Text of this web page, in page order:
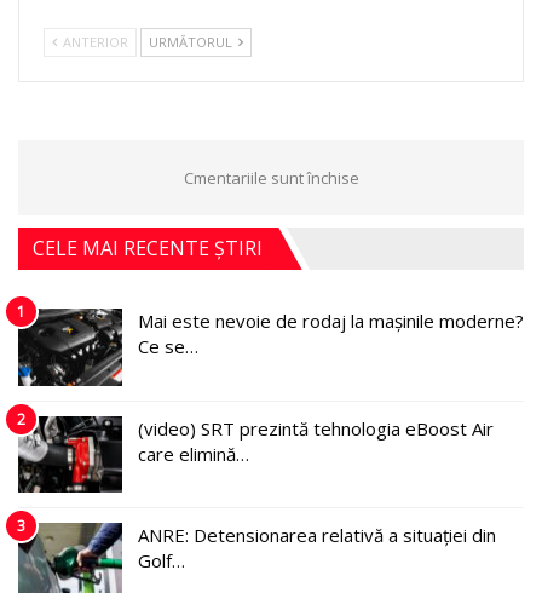
ANTERIOR URMĂTORUL
Cmentariile sunt închise
CELE MAI RECENTE ȘTIRI
1
Mai este nevoie de rodaj la mașinile moderne?
Ce se…
2
(video) SRT prezintă tehnologia eBoost Air
care elimină…
3
ANRE: Detensionarea relativă a situației din
Golf…